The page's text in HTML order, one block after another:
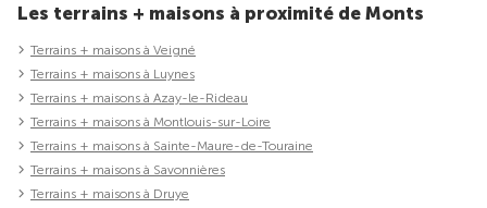
Les terrains + maisons à proximité de Monts
Terrains + maisons à Veigné
Terrains + maisons à Luynes
Terrains + maisons à Azay-le-Rideau
Terrains + maisons à Montlouis-sur-Loire
Terrains + maisons à Sainte-Maure-de-Touraine
Terrains + maisons à Savonnières
Terrains + maisons à Druye